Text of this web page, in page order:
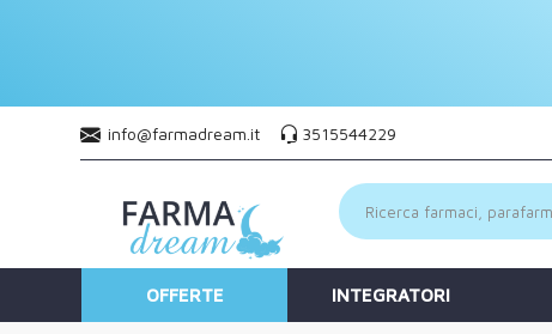
info@farmadream.it 3515544229
OFFERTE INTEGRATORI